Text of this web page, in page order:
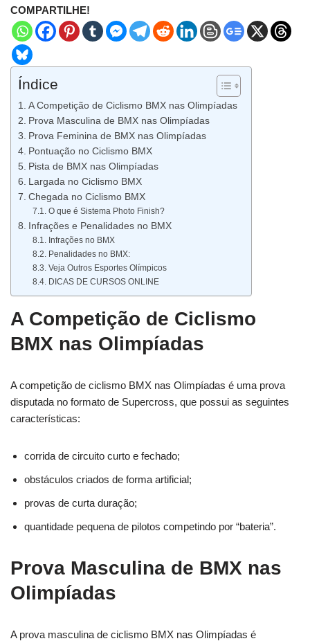
COMPARTILHE!
Índice
A Competição de Ciclismo BMX nas Olimpíadas
Prova Masculina de BMX nas Olimpíadas
Prova Feminina de BMX nas Olimpíadas
Pontuação no Ciclismo BMX
Pista de BMX nas Olimpíadas
Largada no Ciclismo BMX
Chegada no Ciclismo BMX
O que é Sistema Photo Finish?
Infrações e Penalidades no BMX
Infrações no BMX
Penalidades no BMX:
Veja Outros Esportes Olímpicos
DICAS DE CURSOS ONLINE
A Competição de Ciclismo
BMX nas Olimpíadas
A competição de ciclismo BMX nas Olimpíadas é uma prova
disputada no formato de Supercross, que possui as seguintes
características:
corrida de circuito curto e fechado;
obstáculos criados de forma artificial;
provas de curta duração;
quantidade pequena de pilotos competindo por “bateria”.
Prova Masculina de BMX nas
Olimpíadas
A prova masculina de ciclismo BMX nas Olimpíadas é